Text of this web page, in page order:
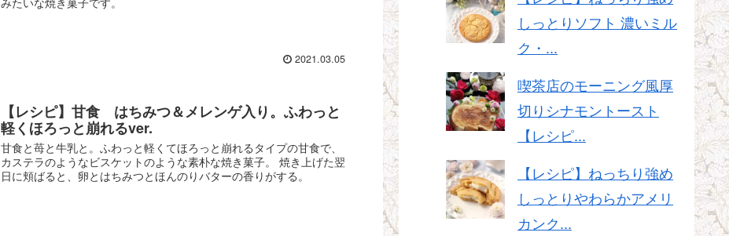
2021.03.05
【レシピ】甘食 はちみつ＆メレンゲ入り。ふわっと
軽くほろっと崩れるver.
甘食と苺と牛乳と。ふわっと軽くてほろっと崩れるタイプの甘食で、
カステラのようなビスケットのような素朴な焼き菓子。 焼き上げた翌
日に頬ばると、卵とはちみつとほんのりバターの香りがする。
しっとりソフト 濃いミル
ク・...
喫茶店のモーニング風厚
切りシナモントースト
【レシピ...
【レシピ】ねっちり強め
しっとりやわらかアメリ
カンク...